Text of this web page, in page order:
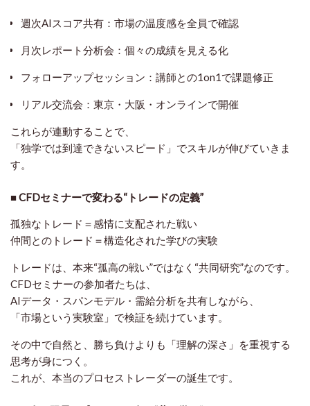
週次AIスコア共有 ：市場の温度感を全員で確認
月次レポート分析会 ：個々の成績を見える化
フォローアップセッション ：講師との1on1で課題修正
リアル交流会 ：東京・大阪・オンラインで開催
これらが連動することで、
「独学では到達できないスピード」でスキルが伸びていきま
す。
■ CFDセミナーで変わる“トレードの定義”
孤独なトレード＝感情に支配された戦い
仲間とのトレード＝構造化された学びの実験
トレードは、本来“孤高の戦い”ではなく“共同研究”なのです。
CFDセミナーの参加者たちは、
AIデータ・スパンモデル・需給分析を共有しながら、
「市場という実験室」で検証を続けています。
その中で自然と、勝ち負けよりも「理解の深さ」を重視する
思考が身につく。
これが、本当のプロセストレーダーの誕生です。